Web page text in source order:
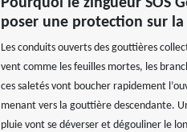
Pourquoi le zingueur SOS
poser une protection sur
Les conduits ouverts des gouttières
vent comme les feuilles mortes, les
ces saletés vont boucher rapidement
menant vers la gouttière descendante.
pluie vont se déverser et dégouliner le